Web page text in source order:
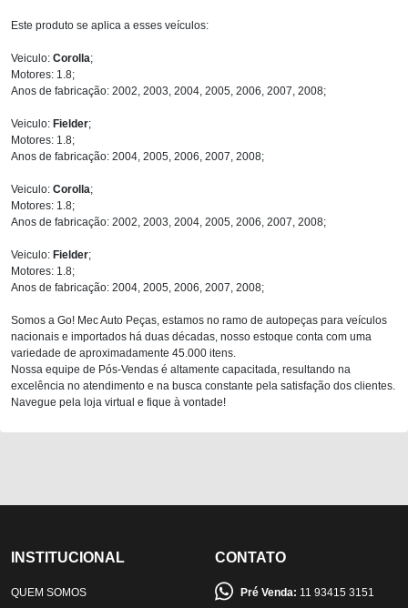
Este produto se aplica a esses veículos:
Veiculo: Corolla;
Motores: 1.8;
Anos de fabricação: 2002, 2003, 2004, 2005, 2006, 2007, 2008;
Veiculo: Fielder;
Motores: 1.8;
Anos de fabricação: 2004, 2005, 2006, 2007, 2008;
Veiculo: Corolla;
Motores: 1.8;
Anos de fabricação: 2002, 2003, 2004, 2005, 2006, 2007, 2008;
Veiculo: Fielder;
Motores: 1.8;
Anos de fabricação: 2004, 2005, 2006, 2007, 2008;
Somos a Go! Mec Auto Peças, estamos no ramo de autopeças para veículos
nacionais e importados há duas décadas, nosso estoque conta com uma
variedade de aproximadamente 45.000 itens.
Nossa equipe de Pós-Vendas é altamente capacitada, resultando na
excelência no atendimento e na busca constante pela satisfação dos clientes.
Navegue pela loja virtual e fique à vontade!
INSTITUCIONAL
QUEM SOMOS
CONTATO
Pré Venda: 11 93415 3151